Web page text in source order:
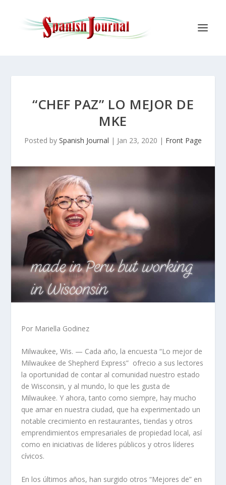
“CHEF PAZ” LO MEJOR DE
MKE
Posted by Spanish Journal | Jan 23, 2020 | Front Page
Por Mariella Godinez
Milwaukee, Wis. — Cada año, la encuesta “Lo mejor de
Milwaukee de Shepherd Express” ofrecio a sus lectores
la oportunidad de contar al comunidad nuestro estado
de Wisconsin, y al mundo, lo que les gusta de
Milwaukee. Y ahora, tanto como siempre, hay mucho
que amar en nuestra ciudad, que ha experimentado un
notable crecimiento en restaurantes, tiendas y otros
emprendimientos empresariales de propiedad local, así
como en iniciativas de líderes públicos y otros líderes
cívicos.
En los últimos años, han surgido otros “Mejores de” en